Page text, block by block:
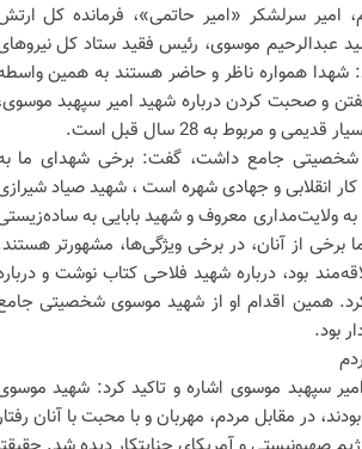
امیر سرلشکر «امیر حاتمی»، فرمانده کل
عبدالرحیم موسوی، رئیس فقید ستاد کل
شهدا همواره ناظر و حاضر هستند به همین
و صحبت کردن درباره شهید امیر سپهبد
مربوط به 28 سال قبل است.
شخصیتی جامع داشت، گفت: برخی شهدای ما
انقلابی و جهادی شهره است ، شهید صیاد
ولایت‌مداری معروف و شهید بابایی به
از آنان، در برخی ویژگی‌ها، مشهورتر
بود، درباره شهید فلاحی کتاب نوشت و
همین اقدام او از شهید موسوی شخصیتی
بود.
سپهبد موسوی اشاره و تاکید کرد: شهید
در مقابل مردم، مهربان و با محبت با آنان